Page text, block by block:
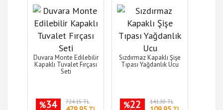
Duvara Monte Edilebilir
Kapaklı Tuvalet Fırçası
Seti
%34 724.15 TL
Sızdırmaz Kapaklı Şişe
Tıpası Yağdanlık Ucu
%22 141.30 TL